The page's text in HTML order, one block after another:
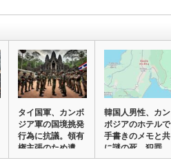
タイ国軍、カンボ
ジア軍の国境挑発
行為に抗議。領有
権主張のため遺
跡…
韓国人男性、カン
ボジアのホテルで
手書きのメモと共
に謎の死。犯罪
組…